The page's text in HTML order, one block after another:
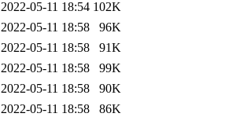
2022-05-11 18:54 102K
2022-05-11 18:58
96K
2022-05-11 18:58
91K
2022-05-11 18:58
99K
2022-05-11 18:58
90K
2022-05-11 18:58
86K